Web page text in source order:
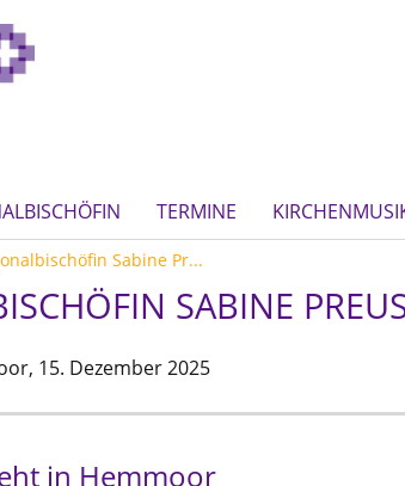
TERMINE
Sabine Pr...
SABINE
15. Dezember 2025
in Hemmoor